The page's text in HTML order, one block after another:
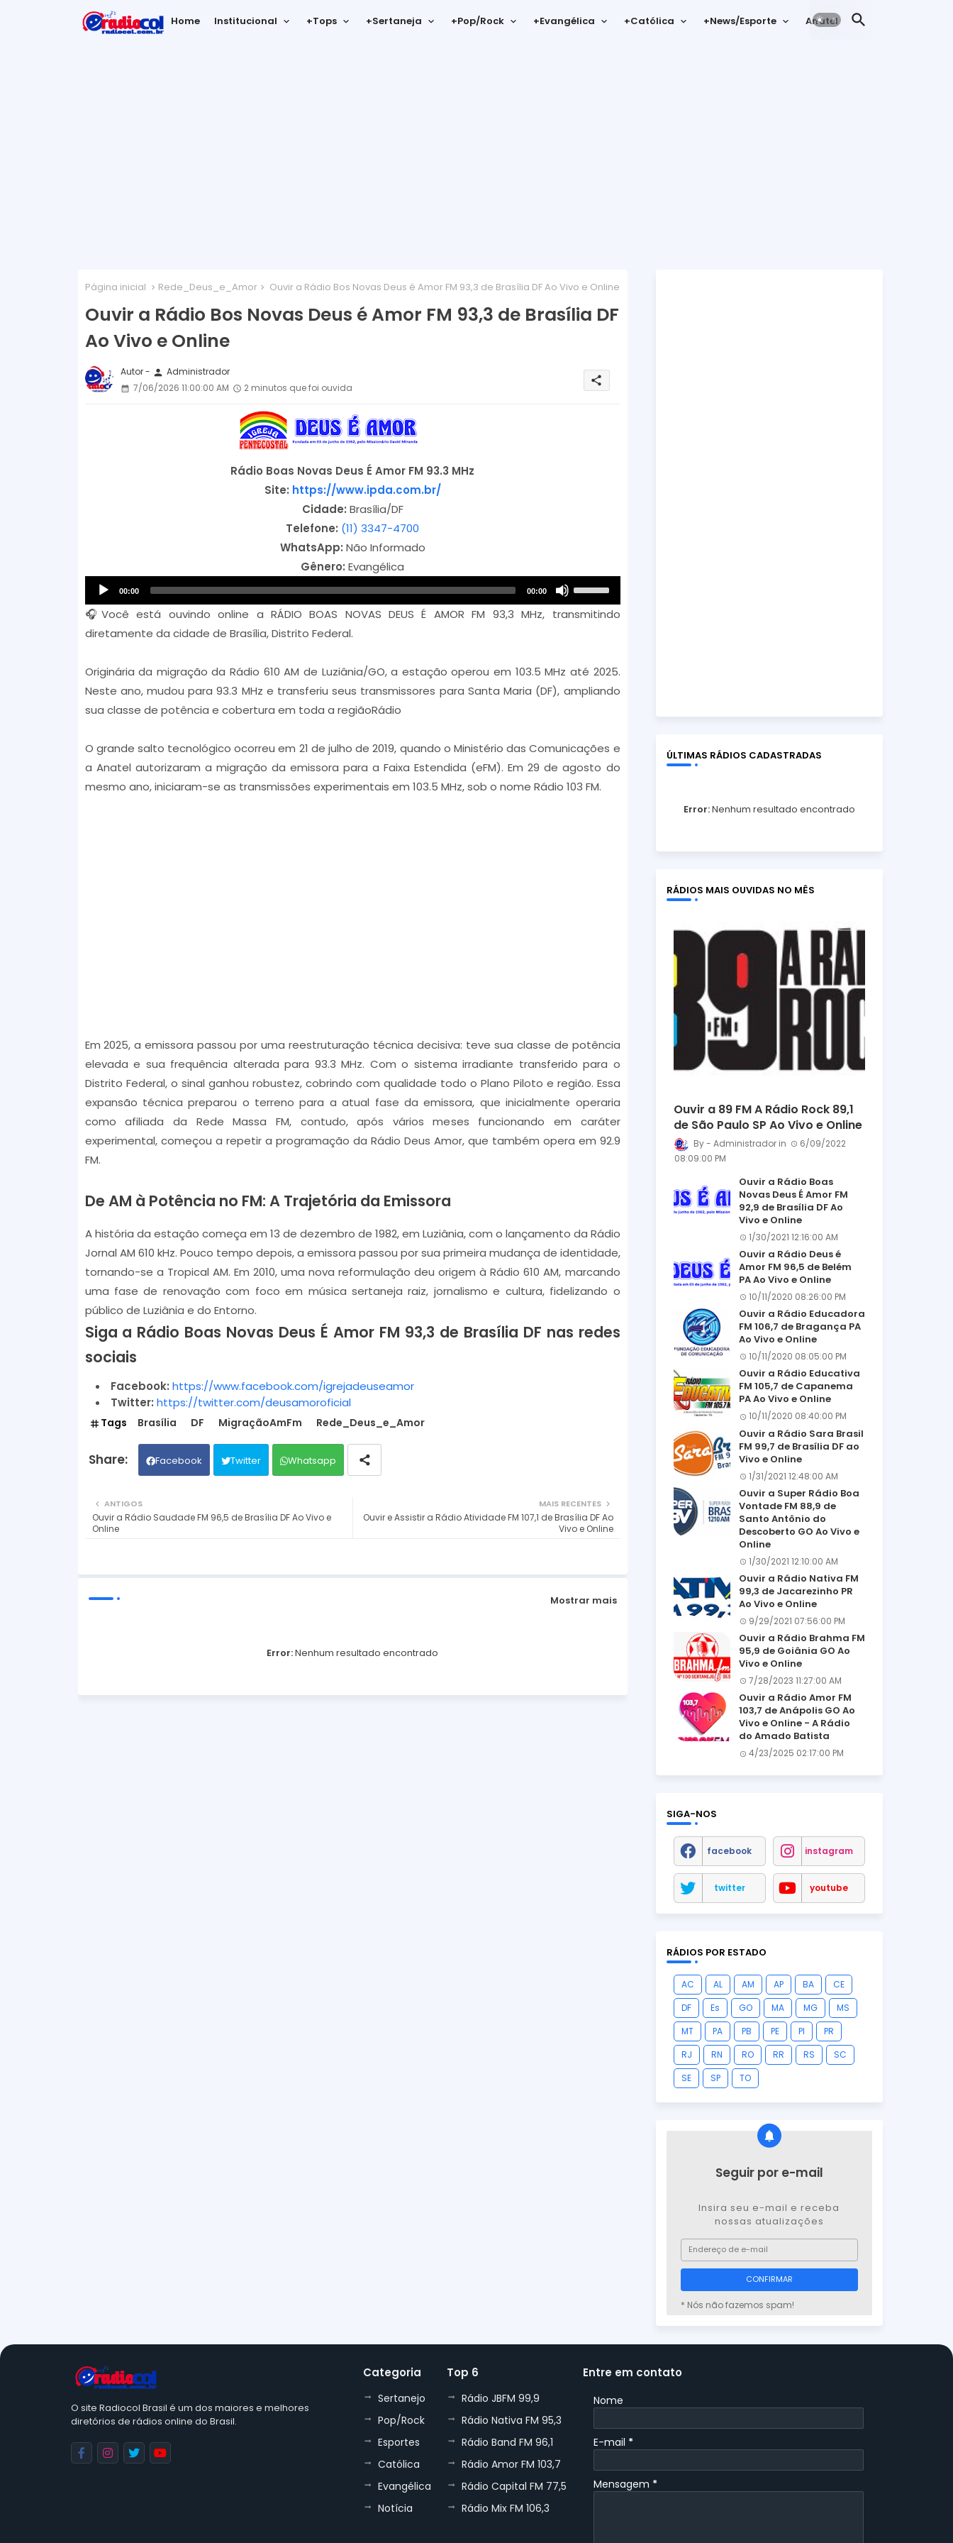
Home Institucional +Tops +Sertaneja +Pop/Rock +Evangélica +Católica +News/Esporte Anatel
Página inicial Rede_Deus_e_Amor Ouvir a Rádio Bos Novas Deus é Amor FM 93,3 de Brasília DF Ao Vivo e Online
Ouvir a Rádio Bos Novas Deus é Amor FM 93,3 de Brasília DF
Ao Vivo e Online
Autor - person Administrador
7/06/2026 11:00:00 AM
2 minutos que foi ouvida
share
Rádio Boas Novas Deus É Amor FM 93.3 MHz
Site: https://www.ipda.com.br/
Cidade: Brasília/DF
Telefone: (11) 3347-4700
WhatsApp: Não Informado
Gênero: Evangélica
A
u
a
00:00 00:00
U
s
A
r
e
a
s
o
r
e
a
s
v
🎧Você está ouvindo online a RÁDIO BOAS NOVAS DEUS É AMOR FM 93,3 MHz, transmitindo
diretamente da cidade de Brasília, Distrito Federal.
Originária da migração da Rádio 610 AM de Luziânia/GO, a estação operou em 103.5 MHz até 2025.
Neste ano, mudou para 93.3 MHz e transferiu seus transmissores para Santa Maria (DF), ampliando
sua classe de potência e cobertura em toda a regiãoRádio
O grande salto tecnológico ocorreu em 21 de julho de 2019, quando o Ministério das Comunicações e
a Anatel autorizaram a migração da emissora para a Faixa Estendida (eFM). Em 29 de agosto do
mesmo ano, iniciaram-se as transmissões experimentais em 103.5 MHz, sob o nome Rádio 103 FM.
Em 2025, a emissora passou por uma reestruturação técnica decisiva: teve sua classe de potência
elevada e sua frequência alterada para 93.3 MHz. Com o sistema irradiante transferido para o
Distrito Federal, o sinal ganhou robustez, cobrindo com qualidade todo o Plano Piloto e região. Essa
expansão técnica preparou o terreno para a atual fase da emissora, que inicialmente operaria
como afiliada da Rede Massa FM, contudo, após vários meses funcionando em caráter
experimental, começou a repetir a programação da Rádio Deus Amor, que também opera em 92.9
FM.
De AM à Potência no FM: A Trajetória da Emissora
A história da estação começa em 13 de dezembro de 1982, em Luziânia, com o lançamento da Rádio
Jornal AM 610 kHz. Pouco tempo depois, a emissora passou por sua primeira mudança de identidade,
tornando-se a Tropical AM. Em 2010, uma nova reformulação deu origem à Rádio 610 AM, marcando
uma fase de renovação com foco em música sertaneja raiz, jornalismo e cultura, fidelizando o
público de Luziânia e do Entorno.
Siga a Rádio Boas Novas Deus É Amor FM 93,3 de Brasília DF nas redes
sociais
Facebook: https://www.facebook.com/igrejadeuseamor
Twitter: https://twitter.com/deusamoroficial
Tags Brasília DF MigraçãoAmFm Rede_Deus_e_Amor
Facebook Twitter Whatsapp
MAIS RECENTES
Ouvir e Assistir a Rádio Atividade FM 107,1 de Brasília DF Ao
Vivo e Online
ANTIGOS
Ouvir a Rádio Saudade FM 96,5 de Brasília DF Ao Vivo e
Online
Mostrar mais
Error:Nenhum resultado encontrado
ÚLTIMAS RÁDIOS CADASTRADAS
Error:Nenhum resultado encontrado
RÁDIOS MAIS OUVIDAS NO MÊS
Ouvir a 89 FM A Rádio Rock 89,1
de São Paulo SP Ao Vivo e Online
Administrador
6/09/2022
08:09:00 PM
Ouvir a Rádio Boas
Novas Deus É Amor FM
92,9 de Brasília DF Ao
Vivo e Online
1/30/2021 12:16:00 AM
Ouvir a Rádio Deus é
Amor FM 96,5 de Belém
PA Ao Vivo e Online
10/11/2020 08:26:00 PM
Ouvir a Rádio Educadora
FM 106,7 de Bragança PA
Ao Vivo e Online
10/11/2020 08:05:00 PM
Ouvir a Rádio Educativa
FM 105,7 de Capanema
PA Ao Vivo e Online
10/11/2020 08:40:00 PM
Ouvir a Rádio Sara Brasil
FM 99,7 de Brasília DF ao
Vivo e Online
1/31/2021 12:48:00 AM
Ouvir a Super Rádio Boa
Vontade FM 88,9 de
Santo Antônio do
Descoberto GO Ao Vivo e
Online
1/30/2021 12:10:00 AM
Ouvir a Rádio Nativa FM
99,3 de Jacarezinho PR
Ao Vivo e Online
9/29/2021 07:56:00 PM
Ouvir a Rádio Brahma FM
95,9 de Goiânia GO Ao
Vivo e Online
7/28/2023 11:27:00 AM
Ouvir a Rádio Amor FM
103,7 de Anápolis GO Ao
Vivo e Online - A Rádio
do Amado Batista
4/23/2025 02:17:00 PM
SIGA-NOS
facebook instagram
twitter youtube
RÁDIOS POR ESTADO
AC AL AM AP BA
CE
DF
Es GO MA MG
MS
MT
PA PB PE PI
PR
RJ
RN RO RR RS
SC
SE
SP TO
Seguir por e-mail
Insira seu e-mail e receba
nossas atualizações
* Nós não fazemos spam!
O site Radiocol Brasil é um dos maiores e melhores
diretórios de rádios online do Brasil.
Categoria
Sertanejo
Pop/Rock
Esportes
Católica
Evangélica
Notícia
Top 6
Rádio JBFM 99,9
Rádio Nativa FM 95,3
Rádio Band FM 96,1
Rádio Amor FM 103,7
Rádio Capital FM 77,5
Rádio Mix FM 106,3
Entre em contato
Nome
E-mail *
Mensagem *